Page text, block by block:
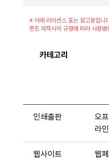
※ 아래 라이센스 표는 참고용입니
폰트 제작사의 규정에 따라 사용
카테고리
인쇄출판
오
라
웹사이트
웹